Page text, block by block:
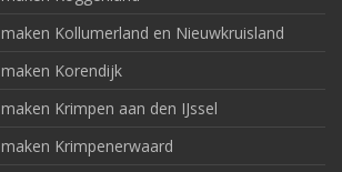
Kollumerland en Nieuwkruisland
Korendijk
Krimpen aan den IJssel
Krimpenerwaard